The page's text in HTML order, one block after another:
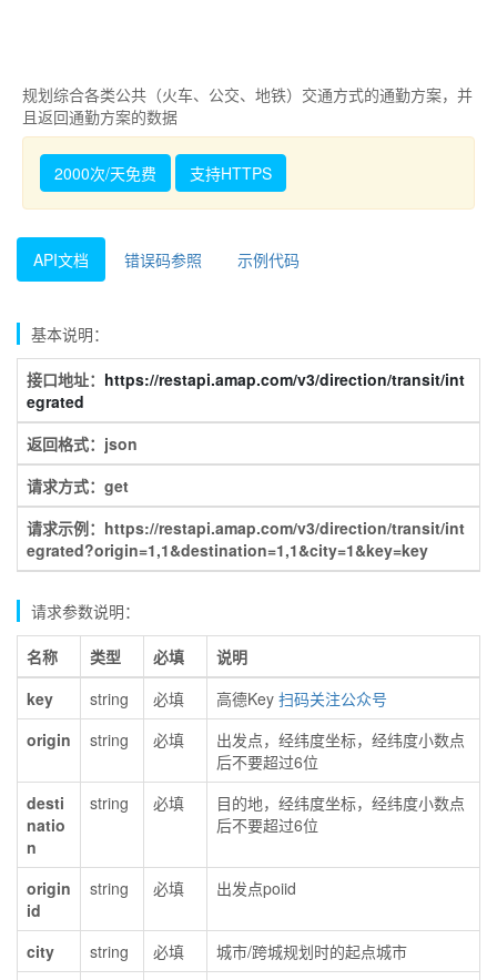
规划综合各类公共（火车、公交、地铁）交通方式的通勤方案，并
且返回通勤方案的数据
2000次/天免费 支持HTTPS
API文档 错误码参照 示例代码
基本说明：
接口地址： https://restapi.amap.com/v3/direction/transit/int
egrated
返回格式：json
请求方式：get
请求示例：https://restapi.amap.com/v3/direction/transit/int
egrated?origin=1,1&destination=1,1&city=1&key=key
请求参数说明：
名称 类型 必填
说明
key
string 必填 高德Key 扫码关注公众号
origin
string 必填
出发点，经纬度坐标，经纬度小数点
后不要超过6位
desti
natio
n
string 必填
目的地，经纬度坐标，经纬度小数点
后不要超过6位
origin
id
string 必填 出发点poiid
city string 必填
城市/跨城规划时的起点城市